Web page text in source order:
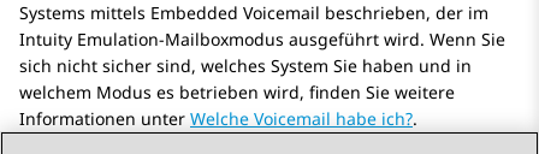
Systems mittels Embedded Voicemail beschrieben, der im
Intuity Emulation-Mailboxmodus ausgeführt wird. Wenn Sie
sich nicht sicher sind, welches System Sie haben und in
welchem Modus es betrieben wird, finden Sie weitere
Informationen unter Welche Voicemail habe ich?.